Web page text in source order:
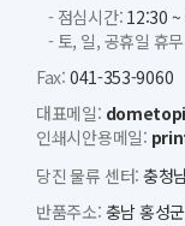
- 점심시간: 12:30
- 토, 일, 공휴일 휴무
Fax: 041-353-9060
대표메일:
인쇄시안용메일:
당진 물류 센터: 충청
반품주소: 충남 홍성